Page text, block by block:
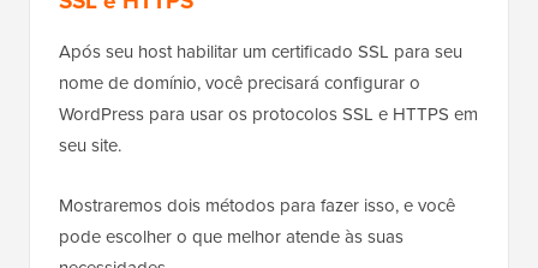
Após seu host habilitar um certificado SSL para seu
nome de domínio, você precisará configurar o
WordPress para usar os protocolos SSL e HTTPS em
seu site.
Mostraremos dois métodos para fazer isso, e você
pode escolher o que melhor atende às suas